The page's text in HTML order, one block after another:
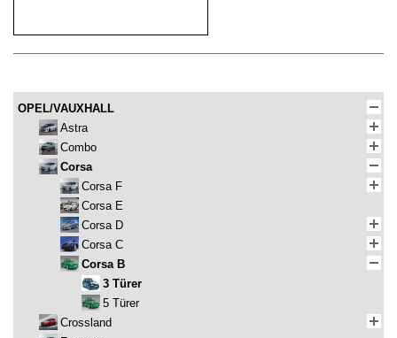
OPEL/VAUXHALL
Astra
Combo
Corsa
Corsa F
Corsa E
Corsa D
Corsa C
Corsa B
3 Türer
5 Türer
Crossland